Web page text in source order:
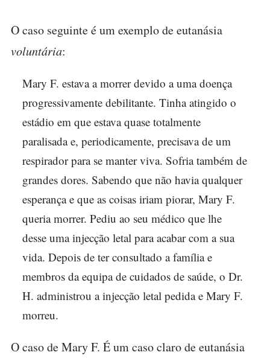
O caso seguinte é um exemplo de eutanásia
voluntária:
Mary F. estava a morrer devido a uma doença
progressivamente debilitante. Tinha atingido o
estádio em que estava quase totalmente
paralisada e, periodicamente, precisava de um
respirador para se manter viva. Sofria também de
grandes dores. Sabendo que não havia qualquer
esperança e que as coisas iriam piorar, Mary F.
queria morrer. Pediu ao seu médico que lhe
desse uma injecção letal para acabar com a sua
vida. Depois de ter consultado a família e
membros da equipa de cuidados de saúde, o Dr.
H. administrou a injecção letal pedida e Mary F.
morreu.
O caso de Mary F. É um caso claro de eutanásia